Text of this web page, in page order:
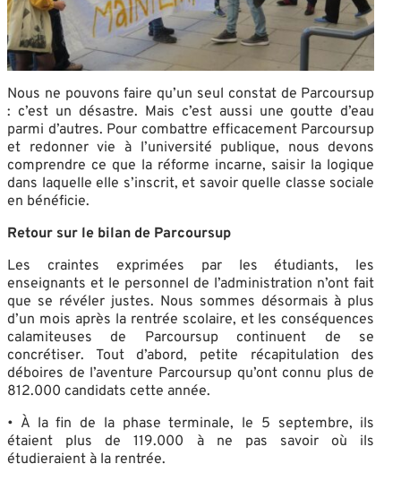
Nous ne pouvons faire qu’un seul constat de Parcoursup
: c’est un désastre. Mais c’est aussi une goutte d’eau
parmi d’autres. Pour combattre efficacement Parcoursup
et redonner vie à l’université publique, nous devons
comprendre ce que la réforme incarne, saisir la logique
dans laquelle elle s’inscrit, et savoir quelle classe sociale
en bénéficie.
Retour sur le bilan de Parcoursup
Les craintes exprimées par les étudiants, les
enseignants et le personnel de l’administration n’ont fait
que se révéler justes. Nous sommes désormais à plus
d’un mois après la rentrée scolaire, et les conséquences
calamiteuses de Parcoursup continuent de se
concrétiser. Tout d’abord, petite récapitulation des
déboires de l’aventure Parcoursup qu’ont connu plus de
812.000 candidats cette année.
• À la fin de la phase terminale, le 5 septembre, ils
étaient plus de 119.000 à ne pas savoir où ils
étudieraient à la rentrée.